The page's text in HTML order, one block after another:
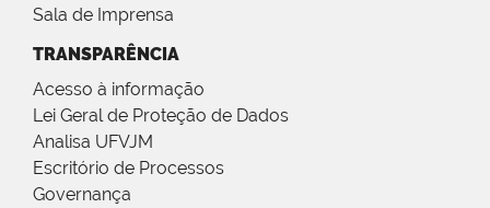
Sala de Imprensa
TRANSPARÊNCIA
Acesso à informação
Lei Geral de Proteção de Dados
Analisa UFVJM
Escritório de Processos
Governança